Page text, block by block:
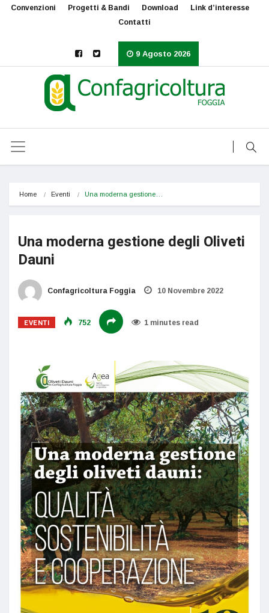
Convenzioni Progetti & Bandi Download
Link d’interesse
Contatti
9 Agosto 2026
Home Eventi Una moderna gestione…
Una moderna gestione degli Oliveti
Dauni
Confagricoltura Foggia 10 Novembre 2022
EVENTI 752 1 minutes read